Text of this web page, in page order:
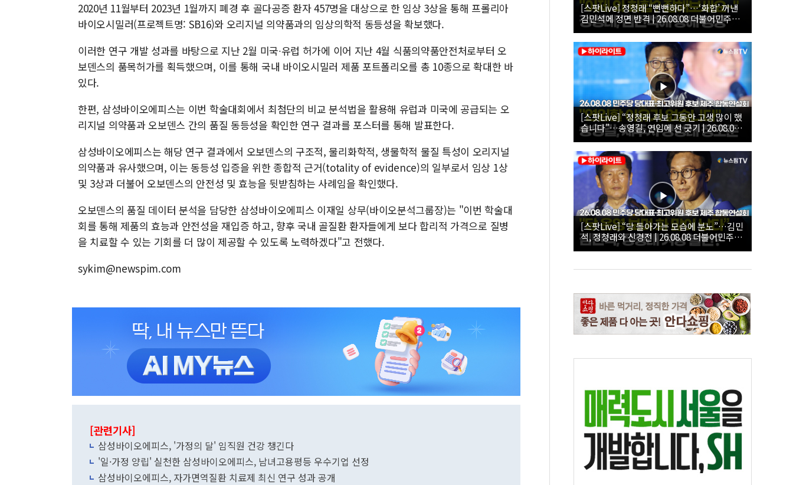
2020년 11월부터 2023년 1월까지 폐경 후 골다공증 환자 457명을 대상으로 한 임상 3상을 통해 프롤리아
바이오시밀러(프로젝트명: SB16)와 오리지널 의약품과의 임상의학적 동등성을 확보했다.
이러한 연구 개발 성과를 바탕으로 지난 2월 미국∙유럽 허가에 이어 지난 4월 식품의약품안전처로부터 오
보덴스의 품목허가를 획득했으며, 이를 통해 국내 바이오시밀러 제품 포트폴리오를 총 10종으로 확대한 바
있다.
한편, 삼성바이오에피스는 이번 학술대회에서 최첨단의 비교 분석법을 활용해 유럽과 미국에 공급되는 오
리지널 의약품과 오보덴스 간의 품질 동등성을 확인한 연구 결과를 포스터를 통해 발표한다.
삼성바이오에피스는 해당 연구 결과에서 오보덴스의 구조적, 물리화학적, 생물학적 물질 특성이 오리지널
의약품과 유사했으며, 이는 동등성 입증을 위한 종합적 근거(totality of evidence)의 일부로서 임상 1상
및 3상과 더불어 오보덴스의 안전성 및 효능을 뒷받침하는 사례임을 확인했다.
오보덴스의 품질 데이터 분석을 담당한 삼성바이오에피스 이재일 상무(바이오분석그룹장)는 "이번 학술대
회를 통해 제품의 효능과 안전성을 재입증 하고, 향후 국내 골질환 환자들에게 보다 합리적 가격으로 질병
을 치료할 수 있는 기회를 더 많이 제공할 수 있도록 노력하겠다"고 전했다.
sykim@newspim.com
[관련기사]
삼성바이오에피스, '가정의 달' 임직원 건강 챙긴다
'일·가정 양립' 실천한 삼성바이오에피스, 남녀고용평등 우수기업 선정
삼성바이오에피스, 자가면역질환 치료제 최신 연구 성과 공개
[스팟Live] 정청래 “뻔뻔하다”…‘화합’ 꺼낸
김민석에 정면 반격 | 26.08.08 더불어민주당
당대표·최고위원 후보 제주 합동연설회
[스팟Live] “정청래 후보 그동안 고생 많이 했
습니다”…송영길, 연임에 선 긋기 | 26.08.08
더불어민주당 당대표·최고위원 후보 제주 합
동연설회
[스팟Live] “당 돌아가는 모습에 분노”…김민
석, 정청래와 신경전 | 26.08.08 더불어민주당
당대표·최고위원 후보 제주 합동연설회